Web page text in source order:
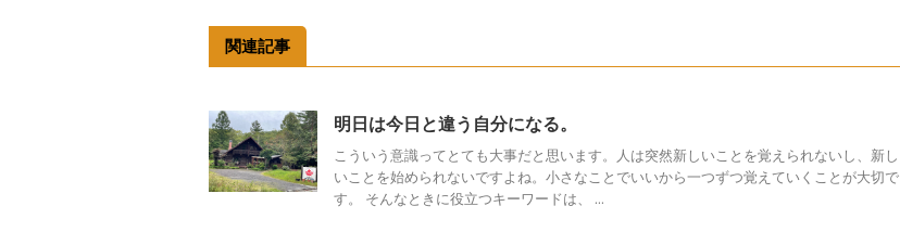
関連記事
明日は今日と違う自分になる。
こういう意識ってとても大事だと思います。人は突然新しいことを覚えられないし、新し
いことを始められないですよね。小さなことでいいから一つずつ覚えていくことが大切で
す。 そんなときに役立つキーワードは、 ...